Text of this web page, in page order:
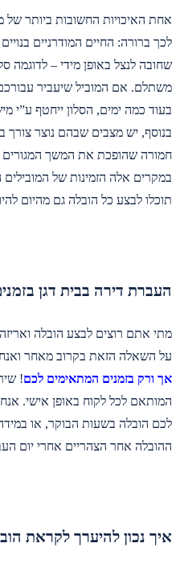
אחת האיכויות החשובות ביותר של
לכך ברורה: החיים המודרניים
שחובה לנצל באופן מידי – לדוגמה
משתלם. אם המוביל שיעביר עבורכם
בעוד כמה ימים, הסלון ייחטף ע”י
בנוסף, יש מצבים שבהם נוצר צורך
חמורה שהופכת את המשך המגורים
במקרים אלה הזמינות של
תוכלו לבצע כל הובלה גם מהיום
העברת דירה בבית דגן
מתי אתם רוצים לבצע הובלה
על השאלה הזאת בקרוב מאחר
אך ורק בזמנים המתאימים לכם
המותאם לכל לקוח באופן אישי.
לכם הובלה בשעות הבוקר, או
ההובלה אחר הצהריים אחרי יום
איך נכון להיערך לקראת